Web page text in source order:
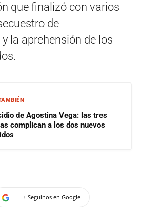
que finalizó con varios
de
la aprehensión de los
de Agostina Vega: las tres
complican a los dos nuevos
+ Seguinos en Google